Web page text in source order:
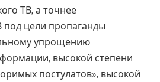
ТВ, а точнее
под цели пропаганды
упрощению
высокой степени
постулатов», высокой